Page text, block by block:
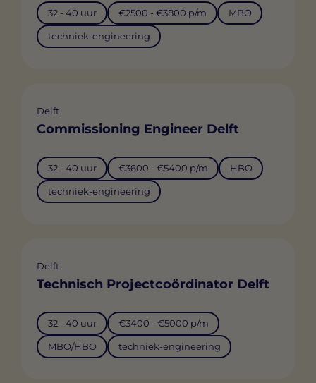
32 - 40 uur €2500 - €3800 p/m MBO
techniek-engineering
Delft
Commissioning Engineer Delft
32 - 40 uur €3600 - €5400 p/m HBO
techniek-engineering
Delft
Technisch Projectcoördinator Delft
32 - 40 uur €3400 - €5000 p/m
MBO/HBO techniek-engineering